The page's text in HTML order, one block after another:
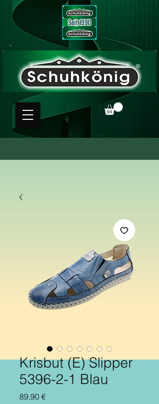
Krisbut (E) Slipper
5396-2-1 Blau
89,90 €Preis